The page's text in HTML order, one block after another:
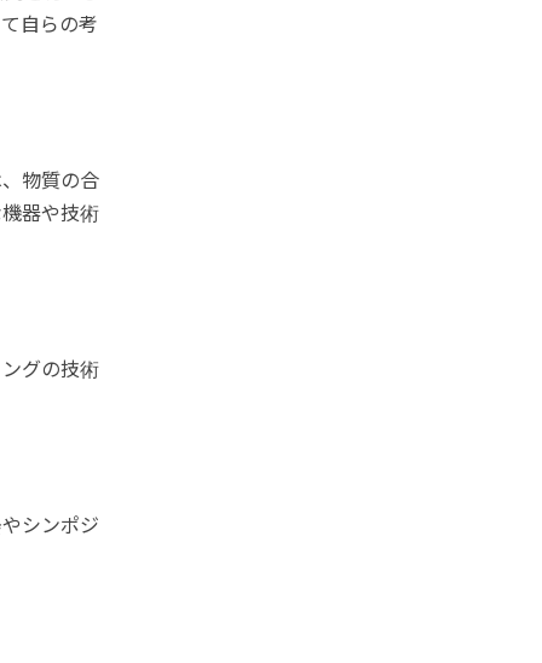
自らの考
物質の合
器や技術
グの技術
シンポジ